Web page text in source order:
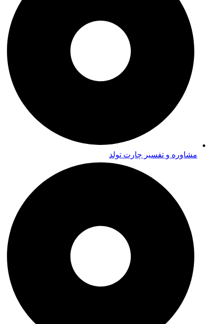
مشاوره و تفسیر چارت تولد